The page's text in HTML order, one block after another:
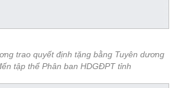
trao quyết định tặng bằng Tuyên dương
tập thể Phân ban HDGĐPT tỉnh